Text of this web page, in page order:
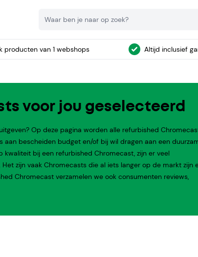
producten van 1 webshops Altijd inclusief
voor jou geselecteerd
Op deze pagina worden alle refurbished
aan bescheiden budget en/of bij wil dragen aan een
bij een refurbished Chromecast, zijn er veel
zijn vaak Chromecasts die al iets langer op de markt zijn
Chromecast verzamelen we ook consumenten reviews,